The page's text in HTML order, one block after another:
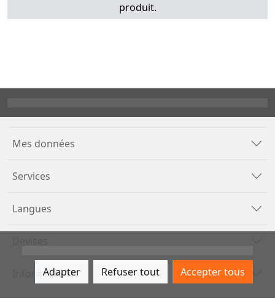
produit.
Mes données
Services
Langues
Informations
Adapter Refuser tout Accepter tous